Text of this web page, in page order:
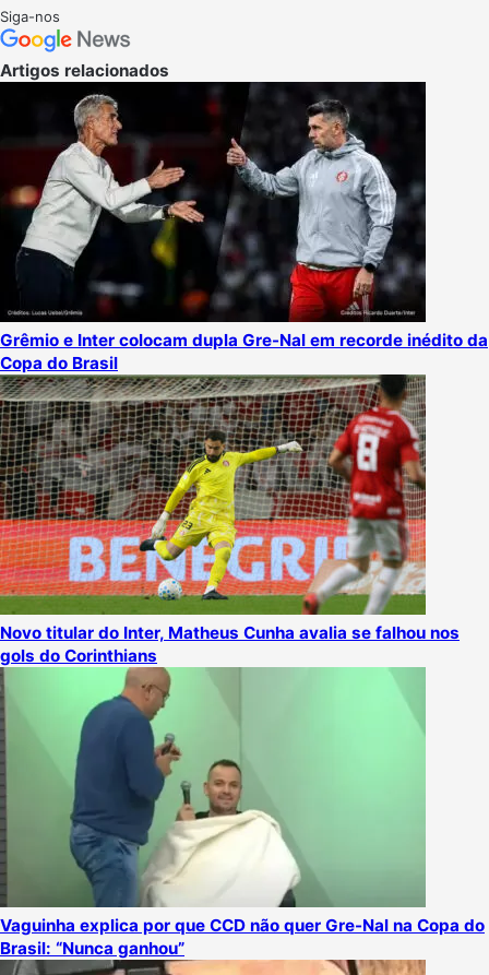
Siga-nos
Artigos relacionados
Grêmio e Inter colocam dupla Gre-Nal em recorde inédito da
Copa do Brasil
Novo titular do Inter, Matheus Cunha avalia se falhou nos
gols do Corinthians
Vaguinha explica por que CCD não quer Gre-Nal na Copa do
Brasil: “Nunca ganhou”